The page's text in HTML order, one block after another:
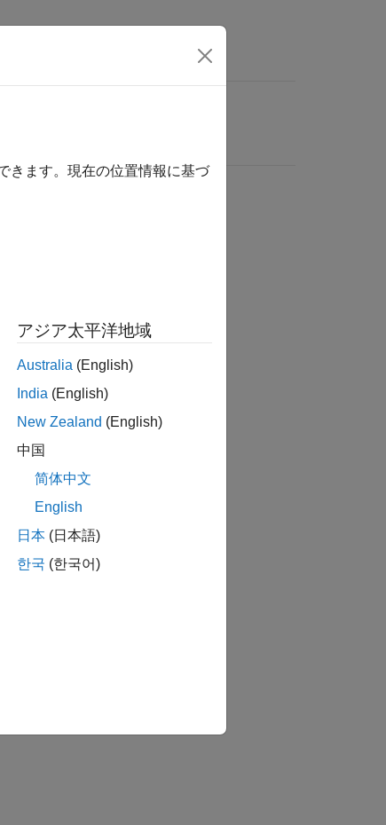
きます。現在の位置情報に基づ
アジア太平洋地域
Australia (English)
India (English)
New Zealand (English)
中国
简体中文
English
日本 (日本語)
한국 (한국어)